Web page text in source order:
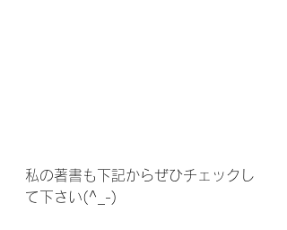
私の著書も下記からぜひチェックし
て下さい(^_-)